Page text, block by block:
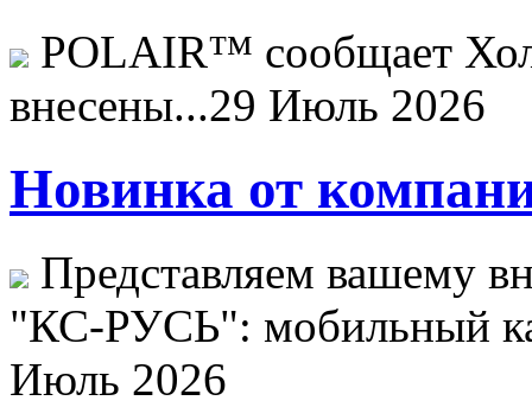
POLAIR™ сообщает
внесены...29 Июль 2026
Новинка от
Представляем вашему
"КС-РУСЬ": мобильный
Июль 2026